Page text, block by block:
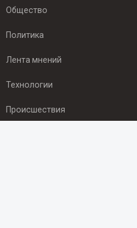
Общество
Политика
Лента мнений
Технологии
Происшествия